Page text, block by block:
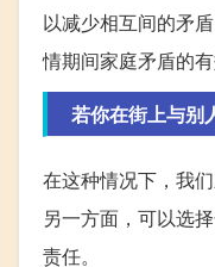
以减少相互间的矛
情期间家庭矛盾的有
若你在街上与别
在这种情况下，我
另一方面，可以选
责任。